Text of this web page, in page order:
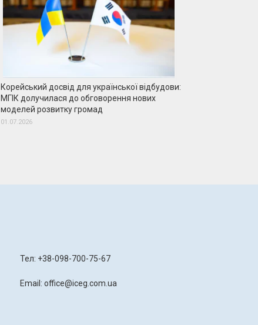
Корейський досвід для української відбудови:
МГІК долучилася до обговорення нових
моделей розвитку громад
01.07.2026
Тел: +38-098-700-75-67
Email: office@iceg.com.ua